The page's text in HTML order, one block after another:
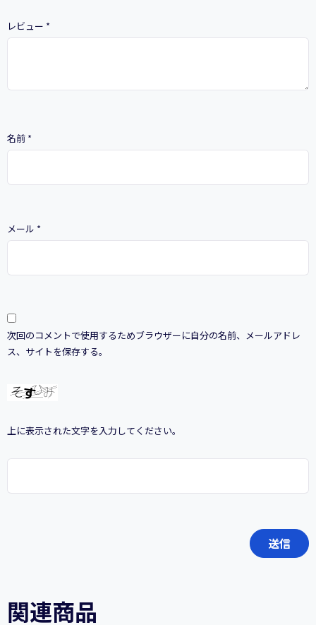
レビュー *
名前 *
メール *
次回のコメントで使用するためブラウザーに自分の名前、メールアドレ
ス、サイトを保存する。
上に表示された文字を入力してください。
関連商品